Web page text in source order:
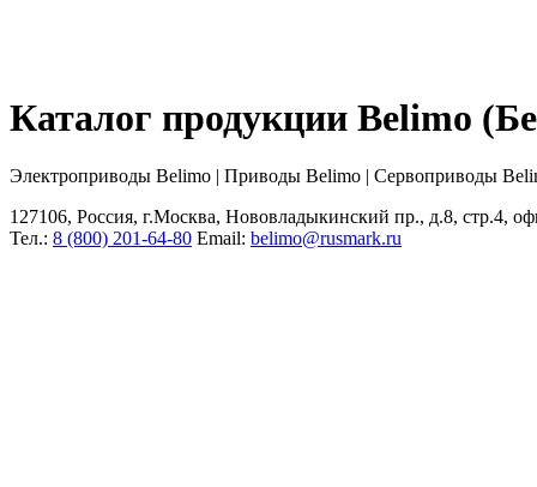
Каталог продукции Belimo
Электроприводы Belimo | Приводы Belimo | Сервоприводы
127106, Россия, г.Москва, Нововладыкинский пр., д.8, стр.4,
Тел.: 8 (800) 201-64-80 Еmail: belimo@rusmark.ru